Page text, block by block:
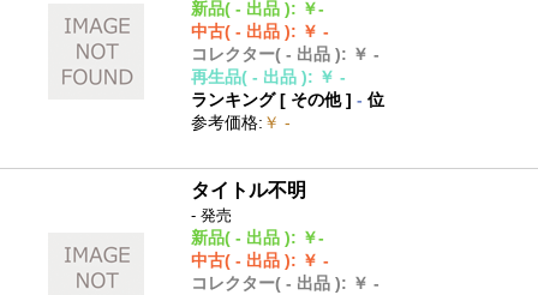
新品( - 出品 ): ￥-
中古( - 出品 ): ￥ -
コレクター( - 出品 ): ￥ -
再生品( - 出品 ): ￥ -
ランキング [ その他]- 位
参考価格: ￥ -
タイトル不明
- 発売
新品( - 出品 ): ￥-
中古( - 出品 ): ￥ -
コレクター( - 出品 ): ￥ -